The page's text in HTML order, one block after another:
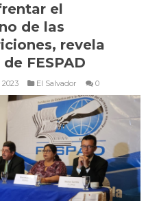
el
de las
revela
FESPAD
El Salvador 0